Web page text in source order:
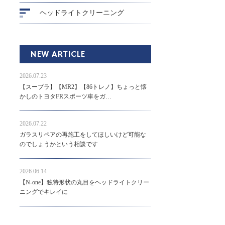
ヘッドライトクリーニング
NEW ARTICLE
2026.07.23
【スープラ】【MR2】【86トレノ】ちょっと懐
かしのトヨタFRスポーツ車をガ…
2026.07.22
ガラスリペアの再施工をしてほしいけど可能な
のでしょうかという相談です
2026.06.14
【N-one】独特形状の丸目をヘッドライトクリー
ニングでキレイに